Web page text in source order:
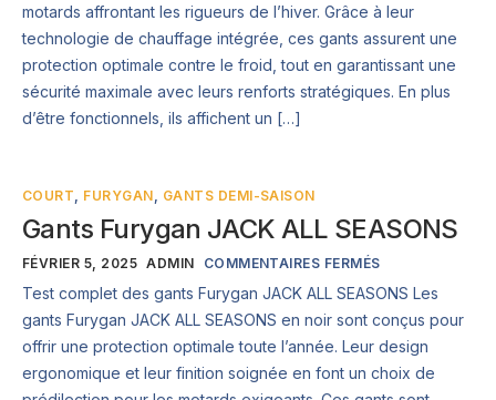
motards affrontant les rigueurs de l’hiver. Grâce à leur
technologie de chauffage intégrée, ces gants assurent une
protection optimale contre le froid, tout en garantissant une
sécurité maximale avec leurs renforts stratégiques. En plus
d’être fonctionnels, ils affichent un […]
COURT FURYGAN GANTS DEMI-SAISON
Gants Furygan JACK ALL SEASONS
FÉVRIER 5, 2025 ADMIN COMMENTAIRES FERMÉS
Test complet des gants Furygan JACK ALL SEASONS Les
gants Furygan JACK ALL SEASONS en noir sont conçus pour
offrir une protection optimale toute l’année. Leur design
ergonomique et leur finition soignée en font un choix de